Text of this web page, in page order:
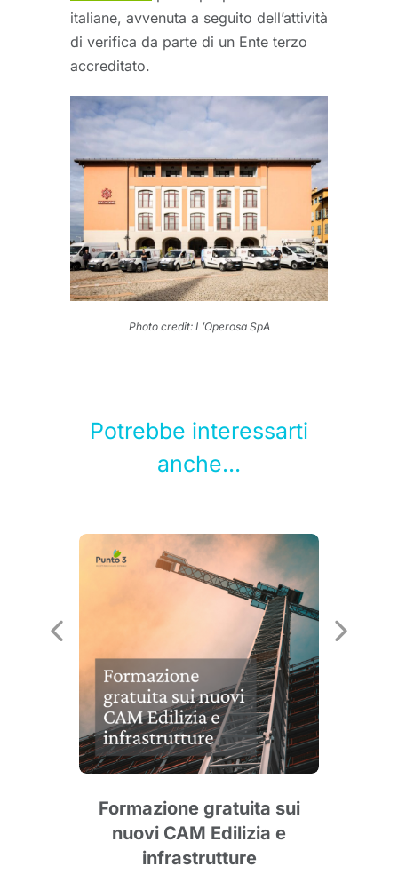
italiane, avvenuta a seguito dell’attività
di verifica da parte di un Ente terzo
accreditato.
Photo credit: L’Operosa SpA
Potrebbe interessarti
anche...
Formazione gratuita sui
nuovi CAM Edilizia e
infrastrutture